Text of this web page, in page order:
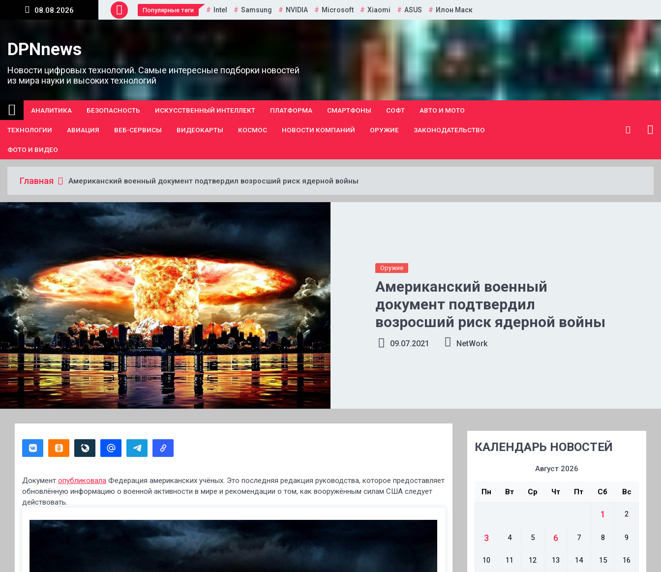
Перейти
08.08.2026 Популярные теги Intel Samsung NVIDIA Microsoft Xiaomi ASUS Илон Маск
DPNnews
Новости цифровых технологий. Самые интересные подборки новостей
из мира науки и высоких технологий
АНАЛИТИКА БЕЗОПАСНОСТЬ ИСКУССТВЕННЫЙ ИНТЕЛЛЕКТ ПЛАТФОРМА СМАРТФОНЫ СОФТ АВТО И МОТО
ТЕХНОЛОГИИ АВИАЦИЯ ВЕБ-СЕРВИСЫ ВИДЕОКАРТЫ КОСМОС НОВОСТИ КОМПАНИЙ ОРУЖИЕ ЗАКОНОДАТЕЛЬСТВО
ФОТО И ВИДЕО
Главная Американский военный документ подтвердил возросший риск ядерной войны
Оружие
Американский военный
документ подтвердил
возросший риск ядерной войны
09.07.2021 NetWork
Документ опубликовала Федерация американских учёных. Это последняя редакция руководства, которое предоставляет
обновлённую информацию о военной активности в мире и рекомендации о том, как вооружённым силам США следует
действовать.
КАЛЕНДАРЬ НОВОСТЕЙ
Август 2026
Пн Вт Ср Чт Пт Сб Вс
1 2
3 4 5 6 7 8 9
10 11 12 13 14 15 16